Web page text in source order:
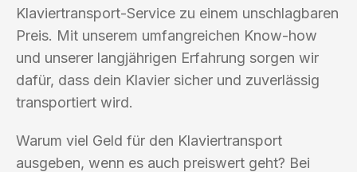
Klaviertransport-Service zu einem unschlagbaren
Preis. Mit unserem umfangreichen Know-how
und unserer langjährigen Erfahrung sorgen wir
dafür, dass dein Klavier sicher und zuverlässig
transportiert wird.
Warum viel Geld für den Klaviertransport
ausgeben, wenn es auch preiswert geht? Bei